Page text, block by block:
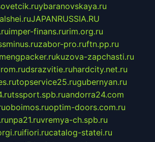
ybaranovskaya.ru
JAPANRUSSIA.RU
imper-finans.rurim.org.ru
zabor-pro.ruftn.pp.ru
kuzova-zapchasti.ru
dsrazvitie.ruhardcity.net.ru
topservice25.rugubernyan.ru
tssport.spb.ruandorra24.com
oboimos.ruoptim-doors.com.ru
npa21.ruvremya-ch.spb.ru
ifiori.rucatalog-statei.ru